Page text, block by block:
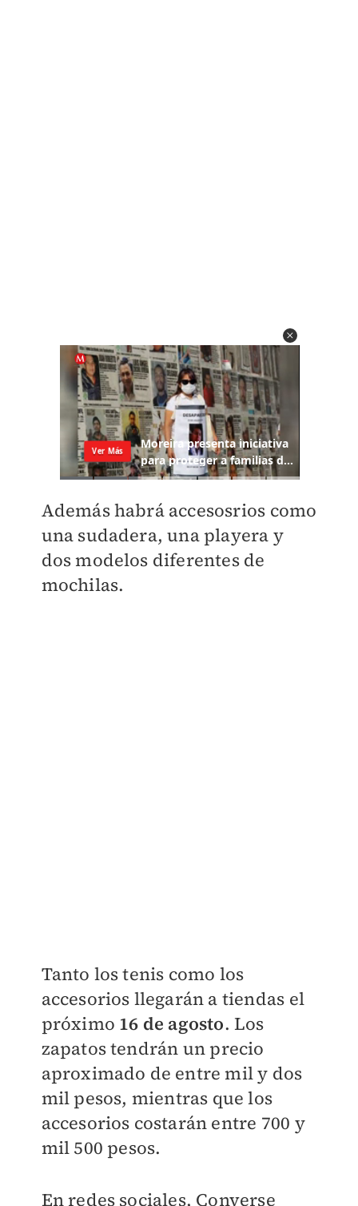
Además habrá accesosrios como
una sudadera, una playera y
dos modelos diferentes de
mochilas.
Tanto los tenis como los
accesorios llegarán a tiendas el
próximo 16 de agosto. Los
zapatos tendrán un precio
aproximado de entre mil y dos
mil pesos, mientras que los
accesorios costarán entre 700 y
mil 500 pesos.
En redes sociales, Converse